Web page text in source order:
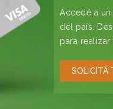
Accedé a
del país.
para realizar
SOLICITÁ